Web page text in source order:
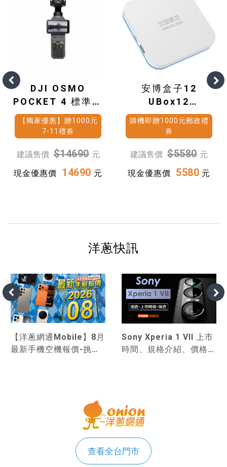
DJI OSMO
POCKET 4 標準套
裝
【獨家優惠】贈1000元
7-11禮券
建議售價 $14690 元
現金優惠價
14690 元
安博盒子12
UBox12
(4G+64G)
購機即贈1000元郵政禮
券
建議售價 $5580 元
現金優惠價
5580 元
洋蔥快訊
【洋蔥網通Mobile】8月
最新手機空機報價-挑戰
Sony Xperia 1 VII 上市
時間、規格介紹、價格，
查看全台門市